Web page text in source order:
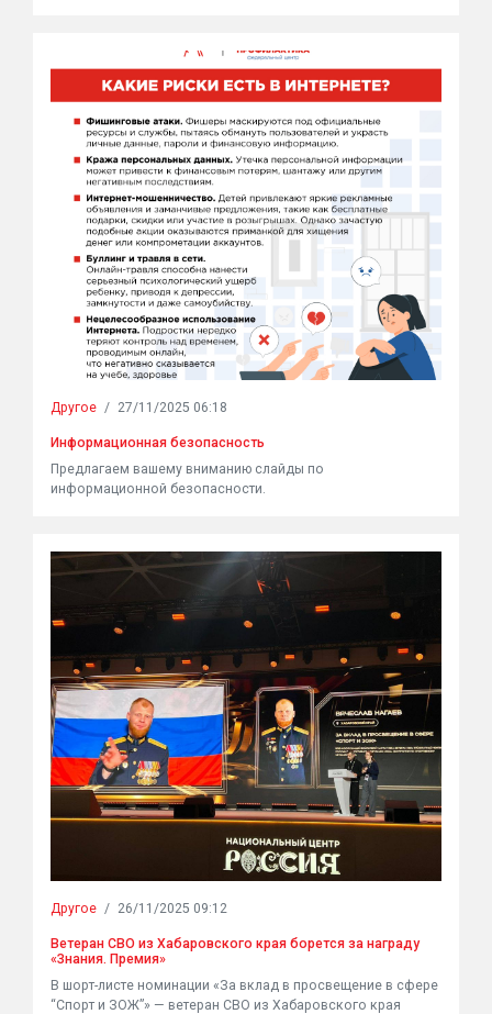
Другое / 27/11/2025 06:18
Информационная безопасность
Предлагаем вашему вниманию слайды по
информационной безопасности.
Другое / 26/11/2025 09:12
Ветеран СВО из Хабаровского края борется за награду
«Знания. Премия»
В шорт-листе номинации «За вклад в просвещение в сфере
“Спорт и ЗОЖ”» — ветеран СВО из Хабаровского края